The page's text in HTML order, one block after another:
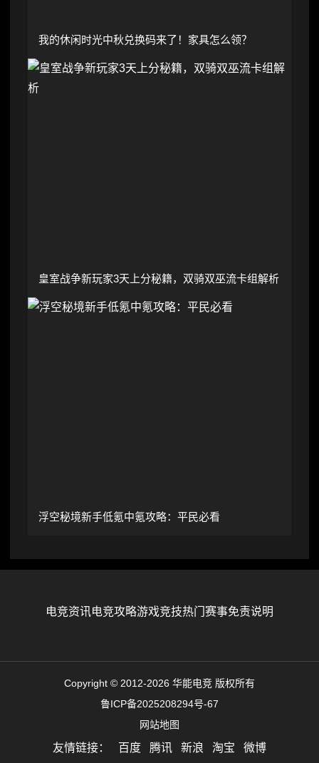
我的休闲时光中秋兑换码来了！家具怎么领？
皇室战争新玩家3天上分秘籍，双骑双巫流卡组解析
浮空秘境新手低氪中氪攻略：平民必看
电竞资讯电竞攻略游戏竞技热门赛事免责说明
Copyright © 2012-2026 华能电竞 版权所有
鲁ICP备2025208294号-67
网站地图
友情链接： 百度 腾讯 新浪 淘宝 微博